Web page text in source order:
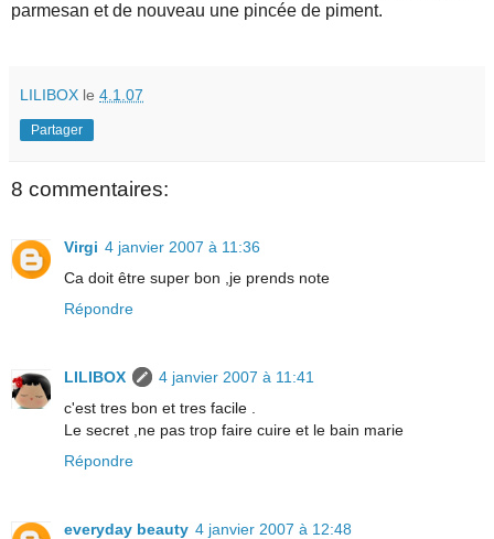
parmesan et de nouveau une pincée de piment.
LILIBOX le 4.1.07
Partager
8 commentaires:
Virgi 4 janvier 2007 à 11:36
Ca doit être super bon ,je prends note
Répondre
LILIBOX
4 janvier 2007 à 11:41
c'est tres bon et tres facile .
Le secret ,ne pas trop faire cuire et le bain marie
Répondre
everyday beauty 4 janvier 2007 à 12:48